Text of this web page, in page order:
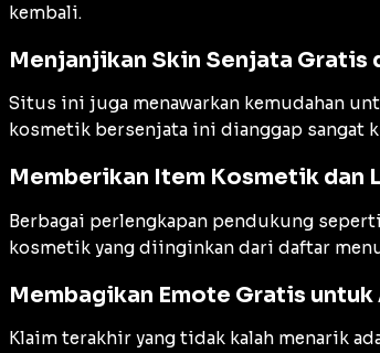
kembali.
Menjanjikan Skin Senjata Gratis
Situs ini juga menawarkan kemudahan
kosmetik bersenjata ini dianggap sangat
Memberikan Item Kosmetik dan
Berbagai perlengkapan pendukung
kosmetik yang diinginkan dari daftar
Membagikan Emote Gratis
Klaim terakhir yang tidak kalah menarik